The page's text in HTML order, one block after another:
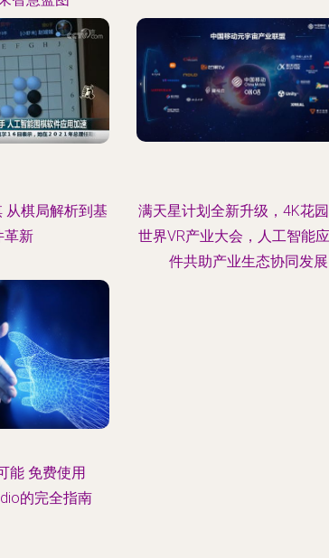
从棋局解析到基
革新
满天星计划全新升级，4K花
世界VR产业大会，人工智能
件共助产业生态协同发展
能 免费使用
的完全指南